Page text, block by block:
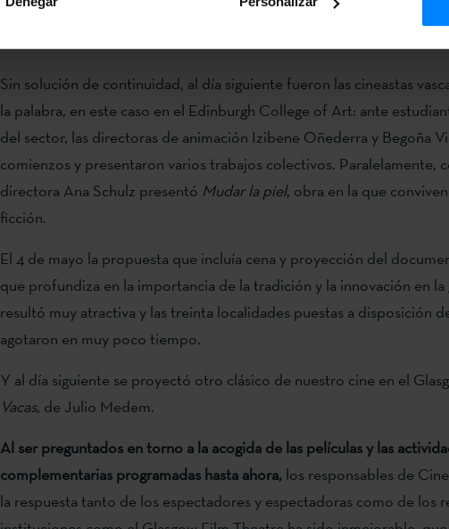
pantalla grande del Glasgow Film Theatre y en formato de 35 mm
Sin solución de continuidad, al día siguiente fueron las cineastas
la palabra, en este caso en el Edinburgh College of Art: ante
del sector, las directoras de animación Izibene Oñederra y Begoña
comienzos y presentaron varios trabajos colectivos. Paralelamente,
directora Ana Schulz presentó Mudar la piel, obra en la que
ficción.
El 4 de mayo la propuesta que incluía cena y proyección del
que profundiza en la importancia de la tradición y la innovación en la
resultó muy atractiva y las treinta localidades puestas a disposición
agotaron en muy poco tiempo.
Y al día siguiente se proyectó otro clásico de nuestro cine en el
Vacas, de Julio Medem.
Al ser preguntados en torno a la acogida de las películas y las
complementarias programadas hasta ahora,los responsables de
la respuesta tanto de los espectadores y espectadoras como de los